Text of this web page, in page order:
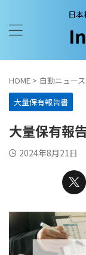
日
HOME > 自動ニュース
大量保有報告書
大量保有報
2024年8月21日